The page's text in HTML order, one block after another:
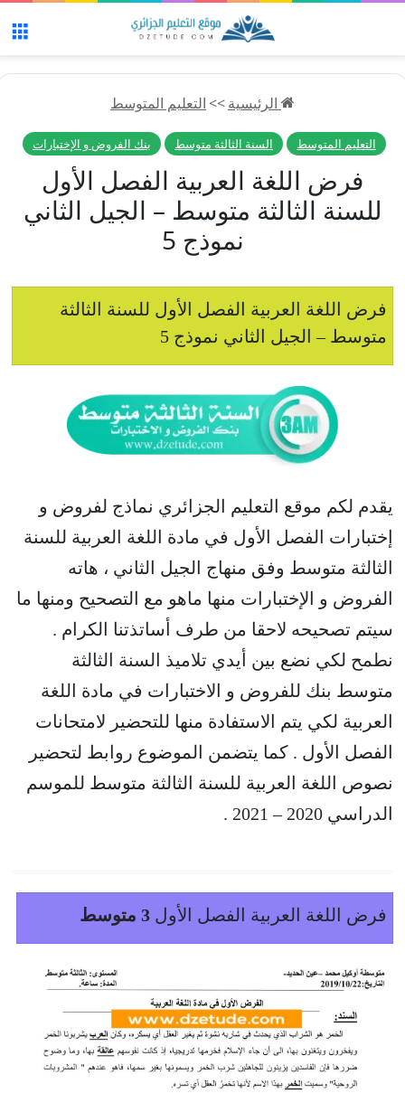
الرئيسية>>التعليم المتوسط
التعليم المتوسط السنة الثالثة متوسط بنك الفروض و الإختبارات
فرض اللغة العربية الفصل الأول
للسنة الثالثة متوسط – الجيل الثاني
نموذج 5
فرض اللغة العربية الفصل الأول للسنة الثالثة
متوسط – الجيل الثاني نموذج 5
يقدم لكم موقع التعليم الجزائري نماذج لفروض و
إختبارات الفصل الأول في مادة اللغة العربية للسنة
الثالثة متوسط وفق منهاج الجيل الثاني ، هاته
الفروض و الإختبارات منها ماهو مع التصحيح ومنها ما
سيتم تصحيحه لاحقا من طرف أساتذتنا الكرام .
نطمح لكي نضع بين أيدي تلاميذ السنة الثالثة
متوسط بنك للفروض و الاختبارات في مادة اللغة
العربية لكي يتم الاستفادة منها للتحضير لامتحانات
الفصل الأول . كما يتضمن الموضوع روابط لتحضير
نصوص اللغة العربية للسنة الثالثة متوسط للموسم
الدراسي 2020 – 2021 .
فرض اللغة العربية الفصل الأول 3 متوسط